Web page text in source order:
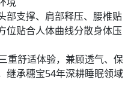
部支撑、肩部释压、腰椎贴
位贴合人体曲线分散身体压
重舒适体验，兼顾透气、保
继承穗宝54年深耕睡眠领域